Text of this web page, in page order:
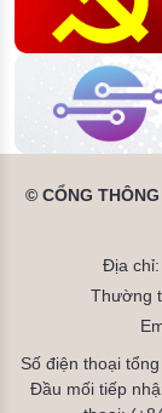
© CỔNG
Địa chỉ:
Thường
Số điện thoại
Đầu mối tiếp